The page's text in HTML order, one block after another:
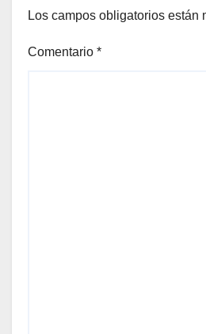
Los campos obligatorios están
Comentario *